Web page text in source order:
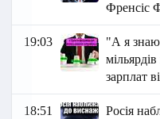
Френсіс
19:03
"А я знаю
зарплат
18:51
Росія